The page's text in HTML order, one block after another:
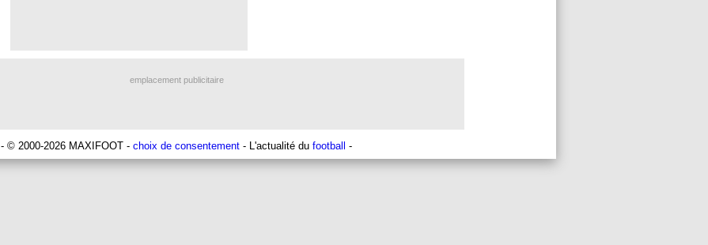
emplacement publicitaire
- © 2000-2026 MAXIFOOT - choix de consentement - L'actualité du football -